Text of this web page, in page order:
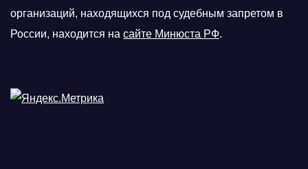
организаций, находящихся под судебным запретом в
России, находится на сайте Минюста РФ.